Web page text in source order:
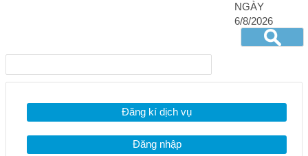
NGÀY
6/8/2026
Đăng kí dịch vụ
Đăng nhập